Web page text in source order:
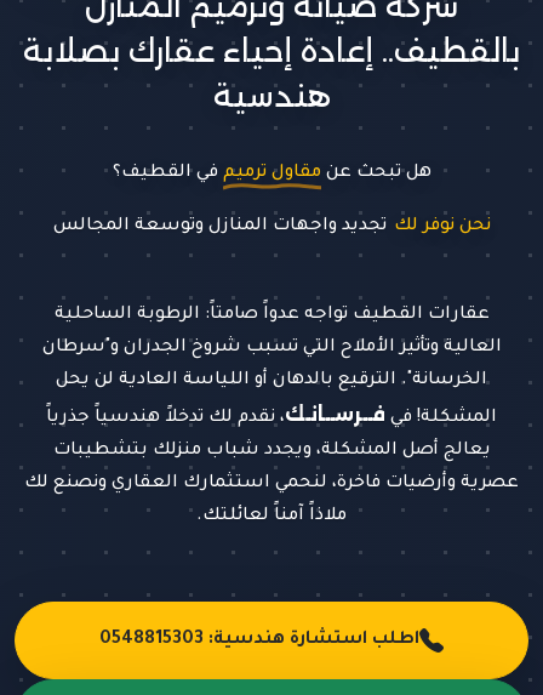
بالقطيف.. إعادة إحياء عقارك بصلابة
هندسية
هل تبحث عن مقاول ترميم في القطيف؟
نحن نوفر لك تجديد واجهات المنازل وتوسعة
عقارات القطيف تواجه عدواً صامتاً: الرطوبة الساحلية
العالية وتأثير الأملاح التي تسبب شروخ الجدران و"سرطان
الخرسانة". الترقيع بالدهان أو اللياسة العادية لن يحل
المشكلة! في فــرســانـك، نقدم لك تدخلاً هندسياً جذرياً
يعالج أصل المشكلة، ويجدد شباب منزلك بتشطيبات
عصرية وأرضيات فاخرة، لنحمي استثمارك العقاري ونصنع لك
ملاذاً آمناً لعائلتك.
اطلب استشارة هندسية: 0548815303